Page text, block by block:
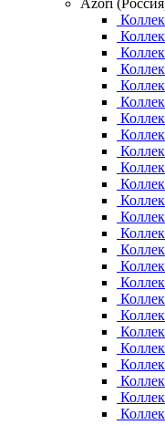
Azori